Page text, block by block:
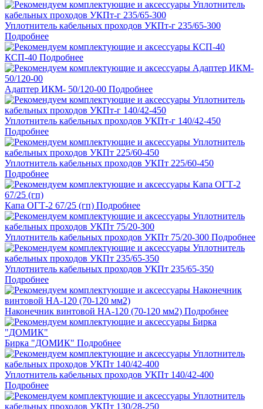
Уплотнитель кабельных проходов УКПт-г 235/65-300
Подробнее
КСП-40 Подробнее
Адаптер ИКМ- 50/120-00 Подробнее
Уплотнитель кабельных проходов УКПт-г 140/42-450
Подробнее
Уплотнитель кабельных проходов УКПт 225/60-450
Подробнее
Капа ОГТ-2 67/25 (гп) Подробнее
Уплотнитель кабельных проходов УКПт 75/20-300 Подробнее
Уплотнитель кабельных проходов УКПт 235/65-350
Подробнее
Наконечник винтовой НА-120 (70-120 мм2) Подробнее
Бирка "ДОМИК" Подробнее
Уплотнитель кабельных проходов УКПт 140/42-400
Подробнее